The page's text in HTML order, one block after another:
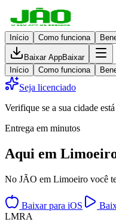
Início Como funciona
Baixar AppBaixar
Início
Como funciona
Seja licenciado
Verifique se a sua cidade
Entrega em minutos
Aqui em
No JÃO em Limoeiro você
Baixar para iOS
LMRA